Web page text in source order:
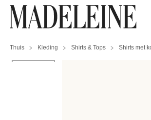
Thuis Kleding Shirts & Tops Shirts met